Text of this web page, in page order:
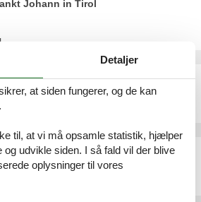
Johann in Tirol
am Arlberg
Detaljer
at siden fungerer, og de kan
til, at vi må opsamle statistik, hjælper
og udvikle siden. I så fald vil der blive
oplysninger til vores